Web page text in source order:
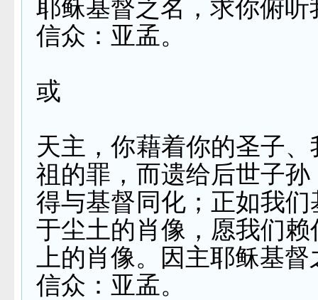
耶稣基督之名，求你俯
信众：亚孟。
或
天主，你藉着你的圣子
祖的罪，而遗给后世子
得与基督同化；正如我
于尘土的肖像，愿我们
上的肖像。因主耶稣基
信众：亚孟。